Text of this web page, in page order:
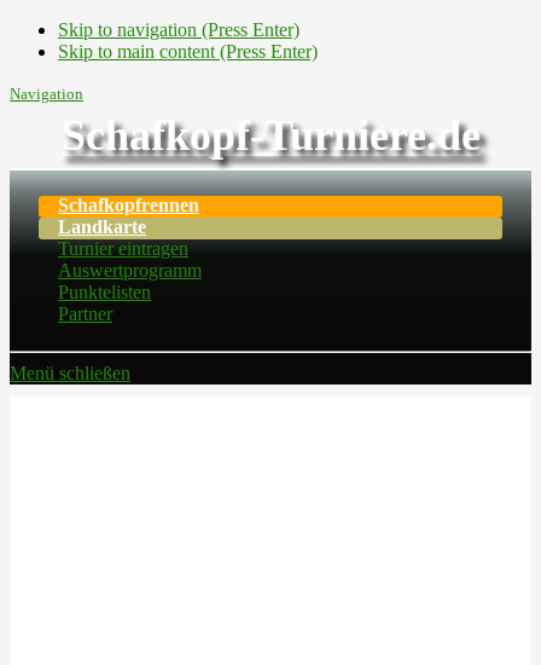
Skip to navigation (Press Enter)
Skip to main content (Press Enter)
Navigation
Schafkopf-Turniere.de
Schafkopfrennen
Landkarte
Turnier eintragen
Auswertprogramm
Punktelisten
Partner
Menü schließen